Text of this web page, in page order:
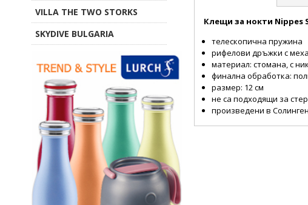
Клещи за нокти Nippes
телескопична пружина
рифелови дръжки с
материал: стомана, с
финална обработка:
размер: 12 см
не са подходящи за
произведени в
VILLA THE TWO STORKS
SKYDIVE BULGARIA